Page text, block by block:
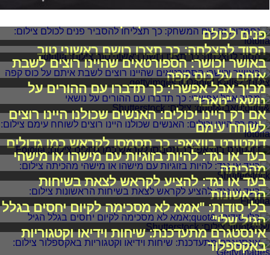
פנים לכולם
הסוד להצלחה: כך תצרו רושם ראשוני טוב
באושר וכושר: הספורטאים שהיינו רוצים לשבת
איתם על כוס קפה
מביך אבל אפשרי: כך תדברו עם ההורים על
נושאי "טאבו"
אם רק היינו יכולים: האנשים שכולנו היינו רוצים
לשוחח עימם
דוקטורט בווצאפ: כך תסמסו לקראש כמו גדולים
בעד או נגד: להיות בזוגיות עם מישהו או מישהי
מהכיתה
בעד או נגד: להציע לקראש לצאת בשיחות
הראשונות
בלי סודות: "אמא לא מסכימה לקיום יחסים בגלל
הגיל שלי"
אינסטגרם מתעדכנת: שיחות וידיאו וקטגוריות
באקספלור